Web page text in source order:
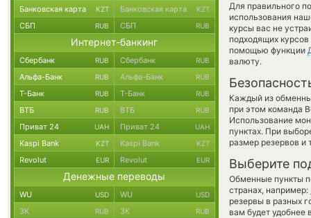
Для правильного
использования
курсы вас не
подходящих
помощью функции
валюту.
Каждый из
при этом команда
Использование
пунктах. При
размер резервов и
Выберите
Обменные пункты
странах, например:
резервы в разных
вам будет удобнее
Банковская карта KZT Банковская карта KZT
СБП RUB СБП RUB
Интернет-банкинг
Сбербанк RUB Сбербанк RUB
Альфа-Банк RUB Альфа-Банк RUB
Т-Банк RUB Т-Банк RUB
ВТБ RUB ВТБ RUB
Приват 24 UAH Приват 24 UAH
Kaspi Bank KZT Kaspi Bank KZT
Revolut EUR Revolut EUR
Денежные переводы
WU USD WU USD
ЗК RUB ЗК RUB